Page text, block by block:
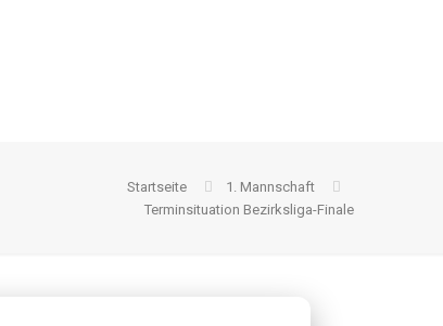
Startseite
1. Mannschaft
Terminsituation Bezirksliga-Finale